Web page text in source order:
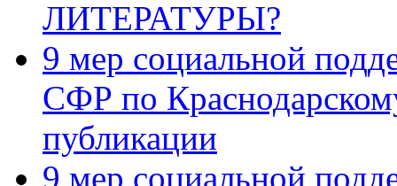
ЛИТЕРАТУРЫ?
9 мер социальной
СФР по
публикации
9 мер социальной